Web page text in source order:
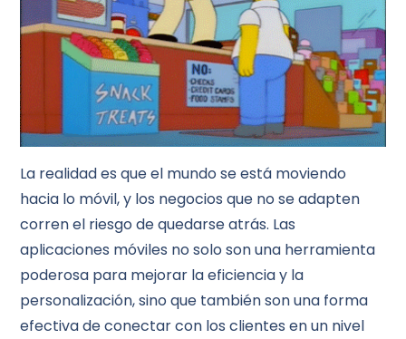
La realidad es que el mundo se está moviendo
hacia lo móvil, y los negocios que no se adapten
corren el riesgo de quedarse atrás. Las
aplicaciones móviles no solo son una herramienta
poderosa para mejorar la eficiencia y la
personalización, sino que también son una forma
efectiva de conectar con los clientes en un nivel